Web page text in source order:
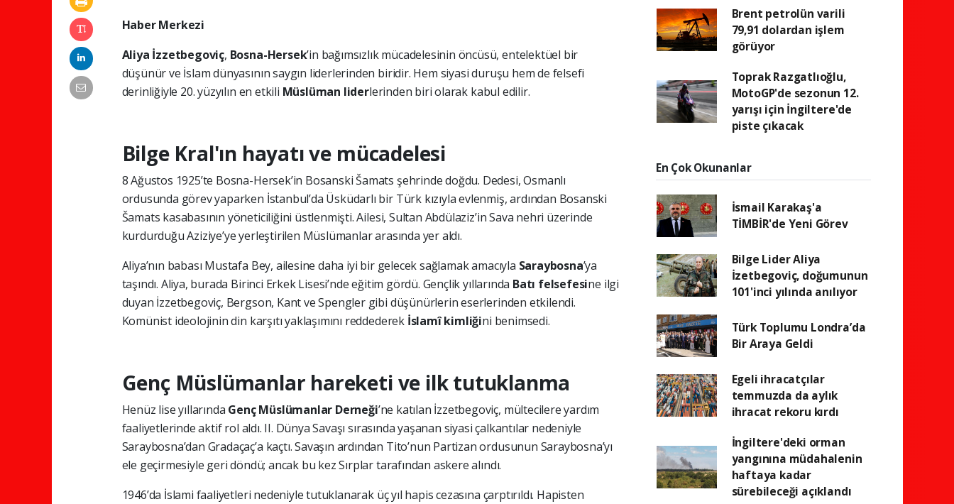
Haber Merkezi
Aliya İzzetbegoviç, Bosna-Hersek’in bağımsızlık mücadelesinin öncüsü, entelektüel bir
düşünür ve İslam dünyasının saygın liderlerinden biridir. Hem siyasi duruşu hem de felsefi
derinliğiyle 20. yüzyılın en etkili Müslüman liderlerinden biri olarak kabul edilir.
Bilge Kral'ın hayatı ve mücadelesi
8 Ağustos 1925’te Bosna-Hersek’in Bosanski Šamats şehrinde doğdu. Dedesi, Osmanlı
ordusunda görev yaparken İstanbul’da Üsküdarlı bir Türk kızıyla evlenmiş, ardından Bosanski
Šamats kasabasının yöneticiliğini üstlenmişti. Ailesi, Sultan Abdülaziz’in Sava nehri üzerinde
kurdurduğu Aziziye’ye yerleştirilen Müslümanlar arasında yer aldı.
Aliya’nın babası Mustafa Bey, ailesine daha iyi bir gelecek sağlamak amacıyla Saraybosna’ya
taşındı. Aliya, burada Birinci Erkek Lisesi’nde eğitim gördü. Gençlik yıllarında Batı felsefesine ilgi
duyan İzzetbegoviç, Bergson, Kant ve Spengler gibi düşünürlerin eserlerinden etkilendi.
Komünist ideolojinin din karşıtı yaklaşımını reddederek İslamî kimliğini benimsedi.
Genç Müslümanlar hareketi ve ilk tutuklanma
Henüz lise yıllarında Genç Müslümanlar Derneği’ne katılan İzzetbegoviç, mültecilere yardım
faaliyetlerinde aktif rol aldı. II. Dünya Savaşı sırasında yaşanan siyasi çalkantılar nedeniyle
Saraybosna’dan Gradaçaç’a kaçtı. Savaşın ardından Tito’nun Partizan ordusunun Saraybosna’yı
ele geçirmesiyle geri döndü; ancak bu kez Sırplar tarafından askere alındı.
1946’da İslami faaliyetleri nedeniyle tutuklanarak üç yıl hapis cezasına çarptırıldı. Hapisten
Brent petrolün varili
79,91 dolardan işlem
görüyor
Toprak Razgatlıoğlu,
MotoGP'de sezonun 12.
yarışı için İngiltere'de
piste çıkacak
En Çok Okunanlar
İsmail Karakaş'a
TİMBİR'de Yeni Görev
Bilge Lider Aliya
İzetbegoviç, doğumunun
101'inci yılında anılıyor
Türk Toplumu Londra’da
Bir Araya Geldi
Egeli ihracatçılar
temmuzda da aylık
ihracat rekoru kırdı
İngiltere'deki orman
yangınına müdahalenin
haftaya kadar
sürebileceği açıklandı